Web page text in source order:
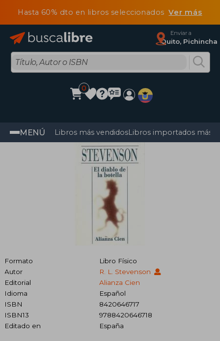
Hasta 60% dto en libros seleccionadosVer más
Enviar a
Quito, Pichincha
0
MENÚ Libros más vendidosLibros importados más
Formato
Libro Físico
Autor
R. L. Stevenson
Editorial
Alianza Cien
Idioma
Español
ISBN
8420646717
ISBN13
9788420646718
Editado en
España